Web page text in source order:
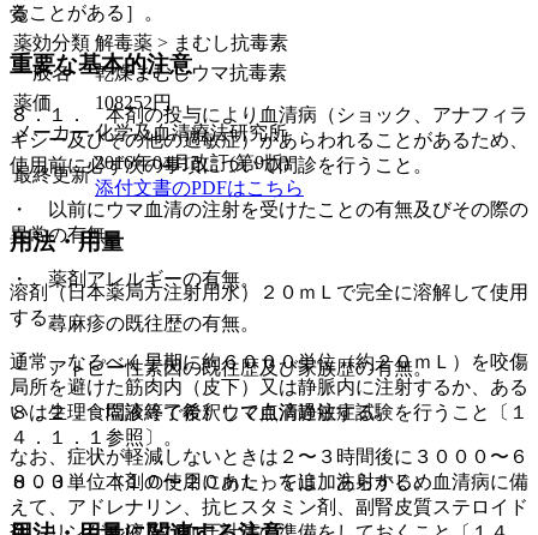
ることがある］。
重要な基本的注意
８．１． 本剤の投与により血清病（ショック、アナフィラ
キシー及びその他の過敏症）があらわれることがあるため、
使用前に必ず次の事項について問診を行うこと。
・ 以前にウマ血清の注射を受けたことの有無及びその際の
異常の有無。
・ 薬剤アレルギーの有無。
・ 蕁麻疹の既往歴の有無。
・ アトピー性素因の既往歴及び家族歴の有無。
８．２． 問診終了後、ウマ血清過敏症試験を行うこと〔１
４．１．１参照〕。
８．３． 本剤の使用にあたっては、あらかじめ血清病に備
えて、アドレナリン、抗ヒスタミン剤、副腎皮質ステロイド
覚
薬効分類 解毒薬 > まむし抗毒素
一般名
乾燥まむしウマ抗毒素
薬価
108252円
メーカー 化学及血清療法研究所
最終更新
2016年04月改訂(第9版)
添付文書のPDFはこちら
用法・用量
溶剤（日本薬局方注射用水）２０ｍＬで完全に溶解して使用
する。
通常、なるべく早期に約６０００単位（約２０ｍＬ）を咬傷
局所を避けた筋肉内（皮下）又は静脈内に注射するか、ある
いは生理食塩液等で希釈して点滴静注する。
なお、症状が軽減しないときは２〜３時間後に３０００〜６
０００単位（１０〜２０ｍＬ）を追加注射する。